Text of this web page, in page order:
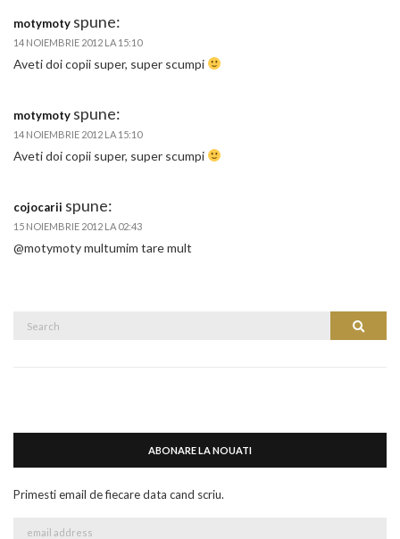
motymoty spune:
14 NOIEMBRIE 2012 LA 15:10
Aveti doi copii super, super scumpi
motymoty spune:
14 NOIEMBRIE 2012 LA 15:10
Aveti doi copii super, super scumpi
cojocarii spune:
15 NOIEMBRIE 2012 LA 02:43
@motymoty multumim tare mult
Search
ABONARE LA NOUATI
Primesti email de fiecare data cand scriu.